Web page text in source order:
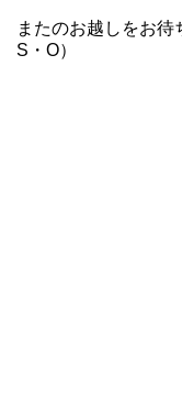
またのお越しをお
S・O）